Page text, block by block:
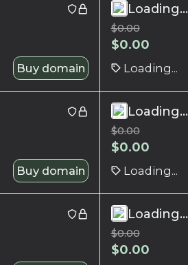
Buy domain
Loading...
$0.00
$0.00
Loading...
Buy domain
Loading...
$0.00
$0.00
Loading...
Loading...
$0.00
$0.00